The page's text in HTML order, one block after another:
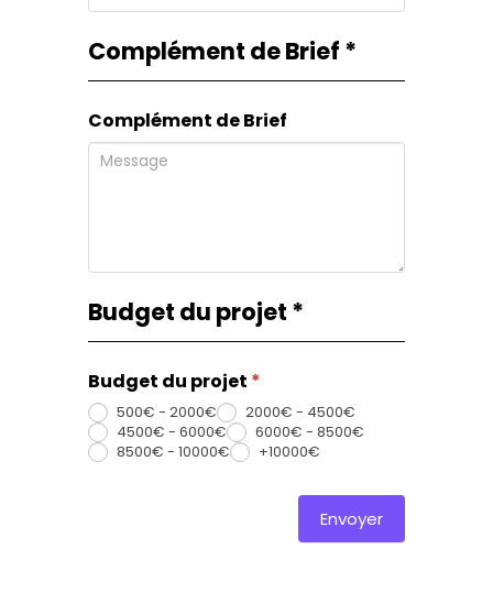
Complément de Brief *
Complément de Brief
Budget du projet *
Budget du projet *
500€ - 2000€
2000€ - 4500€
4500€ - 6000€
6000€ - 8500€
8500€ - 10000€
+10000€
Envoyer